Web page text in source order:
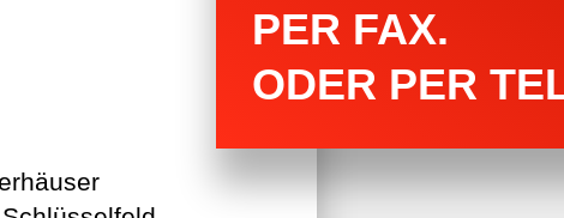
PER FAX.
ODER PER